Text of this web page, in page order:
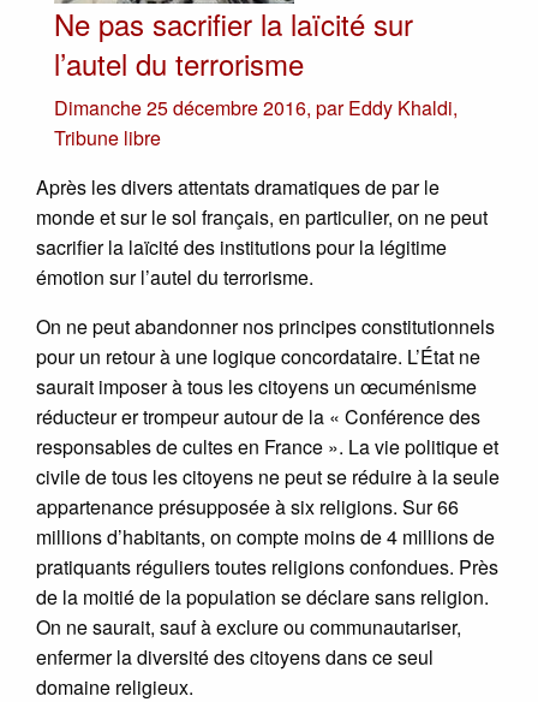
Ne pas sacrifier la laïcité sur
l’autel du terrorisme
Dimanche 25 décembre 2016, parEddy Khaldi,
Tribune libre
Après les divers attentats dramatiques de par le
monde et sur le sol français, en particulier, on ne peut
sacrifier la laïcité des institutions pour la légitime
émotion sur l’autel du terrorisme.
On ne peut abandonner nos principes constitutionnels
pour un retour à une logique concordataire. L’État ne
saurait imposer à tous les citoyens un œcuménisme
réducteur er trompeur autour de la « Conférence des
responsables de cultes en France ». La vie politique et
civile de tous les citoyens ne peut se réduire à la seule
appartenance présupposée à six religions. Sur 66
millions d’habitants, on compte moins de 4 millions de
pratiquants réguliers toutes religions confondues. Près
de la moitié de la population se déclare sans religion.
On ne saurait, sauf à exclure ou communautariser,
enfermer la diversité des citoyens dans ce seul
domaine religieux.